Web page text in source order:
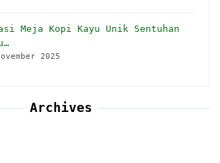
Meja Kopi Kayu Unik Sentuhan
2025
Archives